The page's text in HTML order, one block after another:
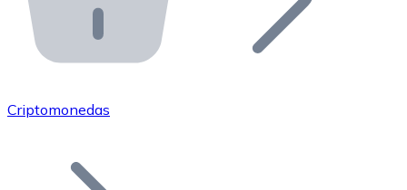
Bitnovo API
Integra nuestra API en tu ecosistema.
Únete a nuestra red de distribuidores.
Añade tu proyecto a nuestro ecosistema.
Criptomonedas